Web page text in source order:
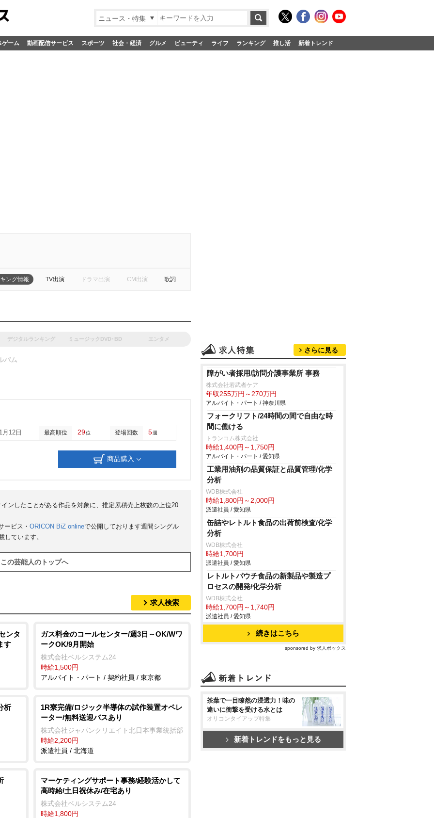
ニュース・特集
ゲーム 動画配信サービス スポーツ 社会・経済 グルメ ビューティ ライフ ランキング 推し活 新着トレンド
ング情報 TV出演 ドラマ出演 CM出演 歌詞
デジタルランキング ミュージックDVD･BD エンタメ
バム
月12日 最高順位 29位 登場回数 5週
商品購入
ンしたことがある作品を対象に、推定累積売上枚数の上位20
ービス・ ORICON BiZ onlineで公開しております週間シングル
しています。
この芸能人のトップへ
求人検索
ンタ
す
ガス料金のコールセンター/週3日～OK/Wワ
ークOK/9月開始
株式会社ベルシステム24
時給1,500円
アルバイト・パート / 契約社員 / 東京都
析
1R寮完備/ロジック半導体の試作装置オペレ
ーター/無料送迎バスあり
株式会社ジャパンクリエイト北日本事業統括部
時給2,200円
派遣社員 / 北海道
マーケティングサポート事務/経験活かして
高時給/土日祝休み/在宅あり
株式会社ベルシステム24
時給1,800円
さらに見る
障がい者採用/訪問介護事業所 事務
株式会社若武者ケア
年収255万円～270万円
アルバイト・パート / 神奈川県
フォークリフト/24時間の間で自由な時
間に働ける
トランコム株式会社
時給1,400円～1,750円
アルバイト・パート / 愛知県
工業用油剤の品質保証と品質管理/化学
分析
WDB株式会社
時給1,800円～2,000円
派遣社員 / 愛知県
缶詰やレトルト食品の出荷前検査/化学
分析
WDB株式会社
時給1,700円
派遣社員 / 愛知県
レトルトパウチ食品の新製品や製造プ
ロセスの開発/化学分析
WDB株式会社
時給1,700円～1,740円
派遣社員 / 愛知県
続きはこちら
sponsored by 求人ボックス
茶葉で一目瞭然の浸透力！味の
違いに衝撃を受ける水とは
オリコンタイアップ特集
新着トレンドをもっと見る